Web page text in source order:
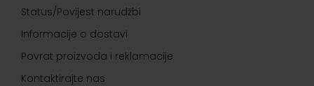
Status/Povijest narudžbi
Informacije o dostavi
Povrat proizvoda i reklamacije
Kontaktirajte nas